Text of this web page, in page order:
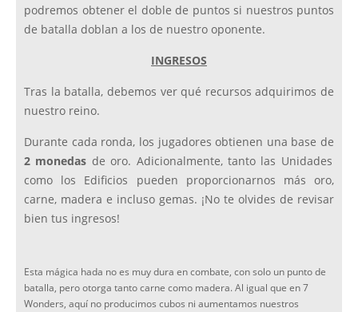
podremos obtener el doble de puntos si nuestros puntos
de batalla doblan a los de nuestro oponente.
INGRESOS
Tras la batalla, debemos ver qué recursos adquirimos de
nuestro reino.
Durante cada ronda, los jugadores obtienen una base de
2 monedas de oro. Adicionalmente, tanto las Unidades
como los Edificios pueden proporcionarnos más oro,
carne, madera e incluso gemas. ¡No te olvides de revisar
bien tus ingresos!
Esta mágica hada no es muy dura en combate, con solo un punto de
batalla, pero otorga tanto carne como madera. Al igual que en 7
Wonders, aquí no producimos cubos ni aumentamos nuestros